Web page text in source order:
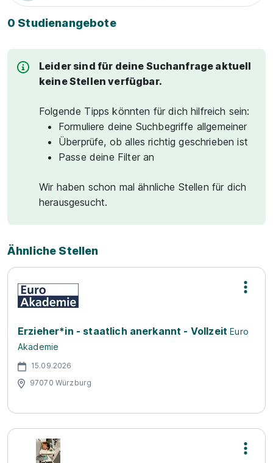
0 Studienangebote
Leider sind für deine Suchanfrage aktuell
keine Stellen verfügbar.
Folgende Tipps könnten für dich hilfreich sein:
Formuliere deine Suchbegriffe allgemeiner
Überprüfe, ob alles richtig geschrieben ist
Passe deine Filter an
Wir haben schon mal ähnliche Stellen für dich
herausgesucht.
Ähnliche Stellen
Erzieher*in - staatlich anerkannt - Vollzeit Euro
Akademie
15.09.2026
97070 Würzburg